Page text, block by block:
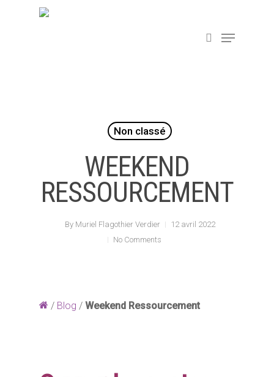
Non classé
WEEKEND
RESSOURCEMENT
By Muriel Flagothier Verdier
12 avril 2022
No Comments
/ Blog / Weekend Ressourcement